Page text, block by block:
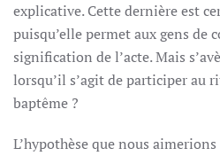
explicative. Cette dernière est
puisqu’elle permet aux gens de
signification de l’acte. Mais
lorsqu’il s’agit de participer au
baptême ?
L’hypothèse que nous